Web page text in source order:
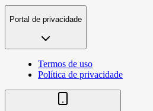
Portal de privacidade
Termos de uso
Política de privacidade